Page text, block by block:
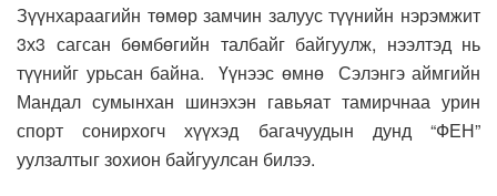
Зүүнхараагийн төмөр замчин залуус түүнийн нэрэмжит
3х3 сагсан бөмбөгийн талбайг байгуулж, нээлтэд нь
түүнийг урьсан байна. Үүнээс өмнө Сэлэнгэ аймгийн
Мандал сумынхан шинэхэн гавьяат тамирчнаа урин
спорт сонирхогч хүүхэд багачуудын дунд “ФЕН”
уулзалтыг зохион байгуулсан билээ.